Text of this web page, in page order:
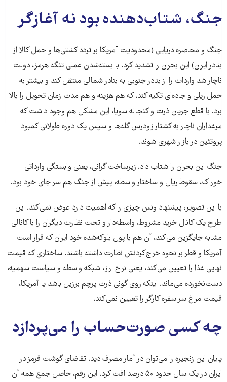
جنگ، شتاب‌دهنده بود نه آغازگر
جنگ و محاصره دریایی (محدودیت آمریکا بر تردد کشتی‌ها و حمل کالا از
بنادر ایران) این بحران را تشدید کرد. با بسته‌شدن عملی تنگه هرمز، دولت
ناچار شد واردات را از بنادر جنوبی به بنادر شمالی منتقل کند و بیشتر به
حمل ریلی و جاده‌ای تکیه کند، که هم هزینه و هم‌ مدت زمان تحویل را بالا
برد. با قطع جریان ذرت و کنجاله سویا، این مشکل هم وجود داشت که
مرغداران ناچار به کشتار زودرس گله‌ها و سپس یک دوره طولانی کمبود
پروتئین در بازار شهری شوند.
جنگ این بحران را شتاب داد. زیرساخت گرانی، یعنی وابستگی وارداتی
خوراک، سقوط ریال و ساختار واسطه، پیش از جنگ هم سر جای خود بود.
با این تصویر، پیشنهاد ونس چیزی را که اهمیت دارد عوض نمی‌کند. این
طرح یک کانال خرید مشروط، واسطه‌دار و تحت نظارت دیگران را با کانالی
مشابه جایگزین می‌کند، آن هم با پول بلوکه‌شده خود ایران که قرار است
آمریکا و قطر بر نحوه خرج‌کردنش نظارت داشته باشند. ساختاری که قیمت
نهایی غذا را تعیین می‌کند، یعنی نرخ ارز، شبکه واسطه و سیاست سهمیه،
دست‌نخورده می‌ماند. اینکه روی گونی ذرت پرچم برزیل باشد یا آمریکا،
قیمت مرغ سر سفره کارگر را تعیین نمی‌کند.
چه کسی صورت‌حساب را می‌پردازد
پایان این زنجیره را می‌توان در آمار مصرف دید. تقاضای گوشت قرمز در
ایران در یک سال حدود ۵۰ درصد افت کرد. این رقم، حاصل جمع همه آن